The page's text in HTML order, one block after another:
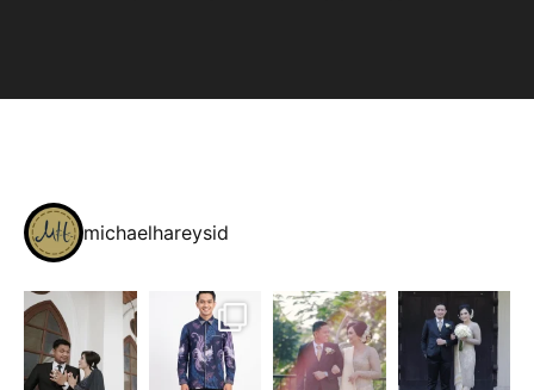
michaelhareysid